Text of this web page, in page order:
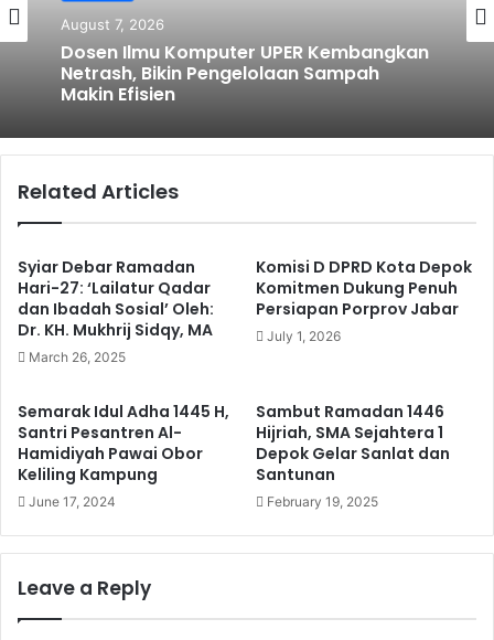
August 7, 2026
Dosen Ilmu Komputer UPER Kembangkan
Netrash, Bikin Pengelolaan Sampah
Makin Efisien
Related Articles
Syiar Debar Ramadan
Hari-27: ‘Lailatur Qadar
dan Ibadah Sosial’ Oleh:
Dr. KH. Mukhrij Sidqy, MA
March 26, 2025
Komisi D DPRD Kota Depok
Komitmen Dukung Penuh
Persiapan Porprov Jabar
July 1, 2026
Semarak Idul Adha 1445 H,
Santri Pesantren Al-
Hamidiyah Pawai Obor
Keliling Kampung
June 17, 2024
Sambut Ramadan 1446
Hijriah, SMA Sejahtera 1
Depok Gelar Sanlat dan
Santunan
February 19, 2025
Leave a Reply